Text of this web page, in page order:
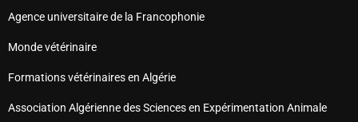
Agence universitaire de la Francophonie
Monde vétérinaire
Formations vétérinaires en Algérie
Association Algérienne des Sciences en Expérimentation Animale